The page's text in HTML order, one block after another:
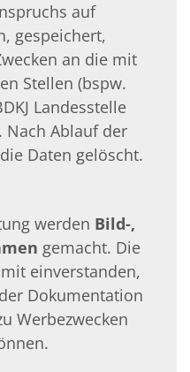
auf
ge­speichert,
an die mit
Stel­len (bspw.
Landesstelle
Nach Ablauf der
Daten gelöscht.
werden Bild-,
gemacht. Die
einverstanden,
Dokumentation
Werbezwecken